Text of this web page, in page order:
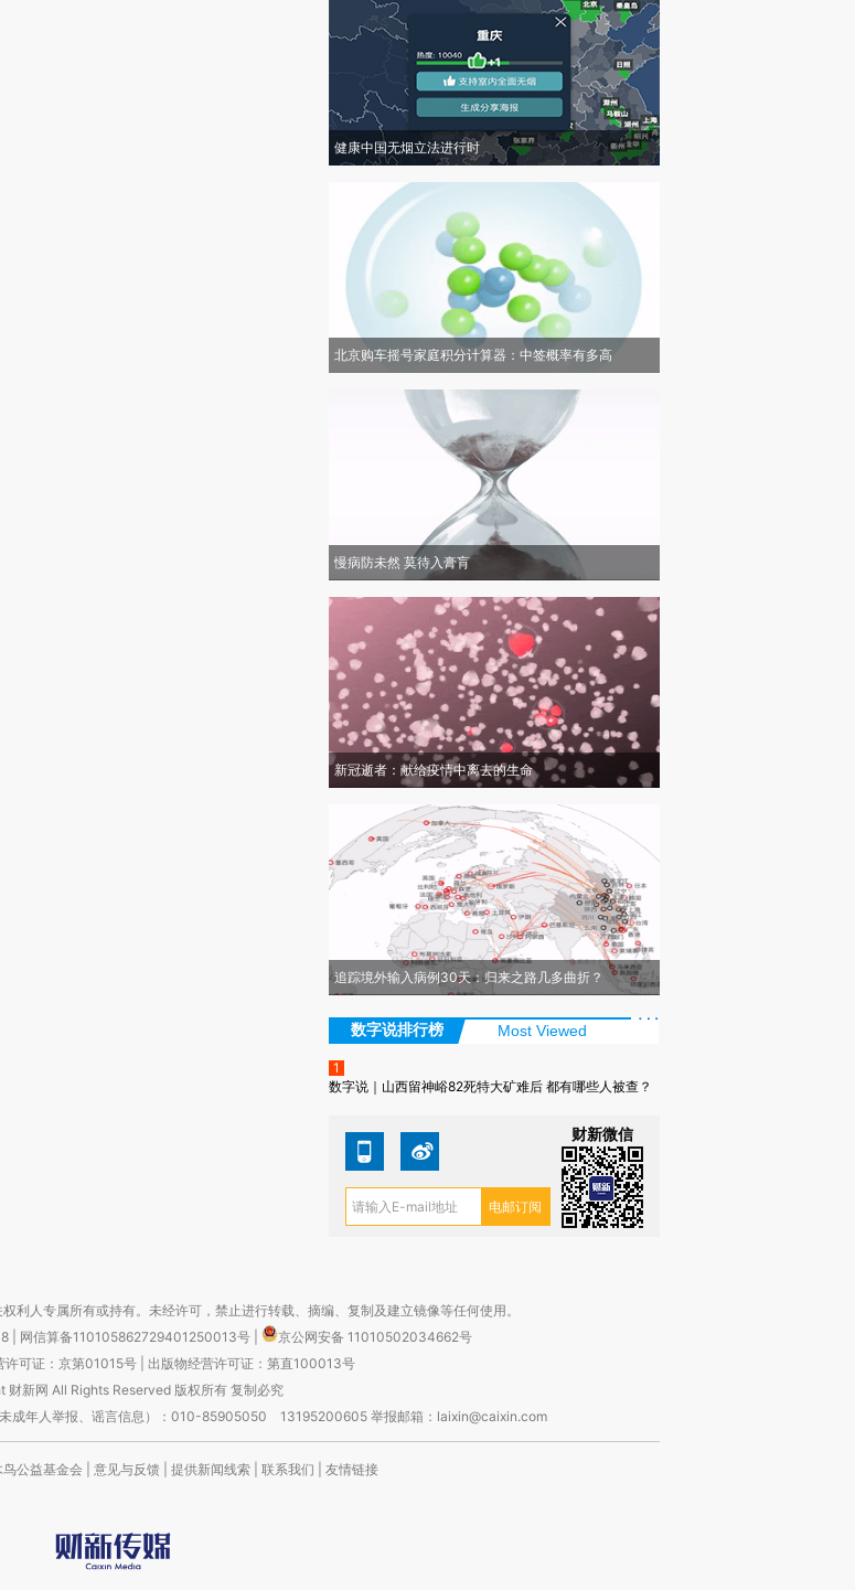
健康中国无烟立法进行时
北京购车摇号家庭积分计算器：中签概率有多高
慢病防未然 莫待入膏肓
新冠逝者：献给疫情中离去的生命
追踪境外输入病例30天：归来之路几多曲折？
数字说排行榜 Most Viewed
1
数字说｜山西留神峪82死特大矿难后 都有哪些人被查？
财新微信
利人专属所有或持有。未经许可，禁止进行转载、摘编、复制及建立镜像等任何使用。
网信算备110105862729401250013号
京公网安备 11010502034662号
许可证：京第01015号| 出版物经营许可证：第直100013号
财新网 All Rights Reserved 版权所有 复制必究
成年人举报、谣言信息）：010-85905050 13195200605 举报邮箱：laixin@caixin.com
鸟公益基金会 意见与反馈 提供新闻线索 联系我们 友情链接